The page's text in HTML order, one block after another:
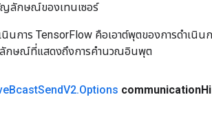
ลักษณ์ของเทนเซอร์
นการ TensorFlow คือเอาต์พุตของการดำเนิน
ลักษณ์ที่แสดงถึงการคำนวณอินพุต
BcastSendV2.Options communication